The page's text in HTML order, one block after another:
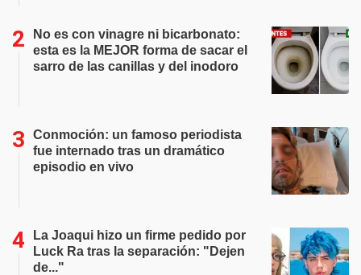
No es con vinagre ni bicarbonato:
esta es la MEJOR forma de sacar el
sarro de las canillas y del inodoro
Conmoción: un famoso periodista
fue internado tras un dramático
episodio en vivo
La Joaqui hizo un firme pedido por
Luck Ra tras la separación: "Dejen
de..."